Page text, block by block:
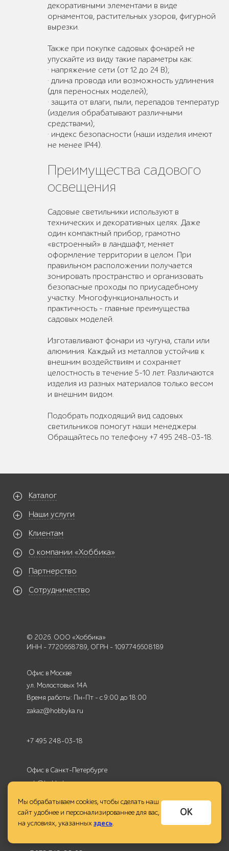
декоративными элементами в виде
орнаментов, растительных узоров, фигурной
вырезки.
Также при покупке садовых фонарей не
упускайте из виду такие параметры как:
· напряжение сети (от 12 до 24 В);
· длина провода или возможность удлинения
(для переносных моделей);
· защита от влаги, пыли, перепадов температур
(изделия обрабатывают различными
средствами);
· индекс безопасности (наши изделия имеют
не менее IP44).
Преимущества садового
освещения
Садовые светильники используют в
технических и декоративных целях. Даже
один компактный прибор, грамотно
«встроенный» в ландшафт, меняет
оформление территории в целом. При
правильном расположении получается
зонировать пространство и организовать
безопасные проходы по приусадебному
участку. Многофункциональность и
практичность – главные преимущества
садовых моделей.
Изготавливают фонари из чугуна, стали или
алюминия. Каждый из металлов устойчив к
внешним воздействиям и сохраняет
целостность в течение 5-10 лет. Различаются
изделия из разных материалов только весом
и внешним видом.
Подобрать подходящий вид садовых
светильников помогут наши менеджеры.
Обращайтесь по телефону +7 495 248-03-18.
Каталог
Наши услуги
Клиентам
О компании «Хоббика»
Партнерство
Сотрудничество
© 2026. ООО «Хоббика»
ИНН - 7720668789, ОГРН - 1097746608189
Офис в Москве
ул. Молостовых 14А
Время работы: Пн-Пт - с 9:00 до 18:00
zakaz@hobbyka.ru
+7 495 248-03-18
Офис в Санкт-Петербурге
spb@hobbyka.ru
+7 812 649-03-73
Офис в Крыму
Мы обрабатываем cookies, чтобы сделать наш
сайт удобнее и персонализированнее для вас,
на условиях, указанныхздесь.
ОК